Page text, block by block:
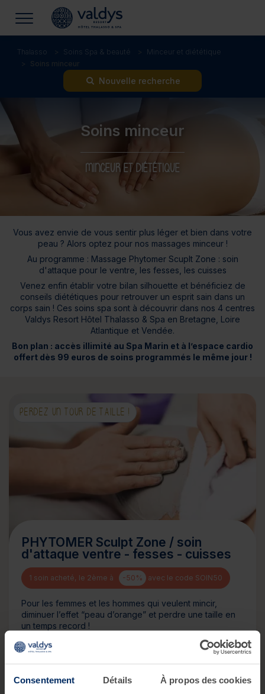
Consentement Détails À propos des cookies
Thalasso Soins Spa & beauté
Minceur et diététique
Soins minceur
Nouvelle recherche
Soins minceur
MINCEUR ET DIÉTÉTIQUE
Vous avez envie de vous sentir plus léger et bien dans votre
peau ? Alors optez pour nos massages minceur !
Au programme : Massage Phytomer Scuplt Zone : soin
d'attaque pour le ventre, les fesses, les cuisses
Venez enfin établir votre bilan silhouette et bénéficiez de
conseils diététiques pour retrouver un esprit sain dans un
corps sain ! Ces soins spa sont à découvrir dans nos 4 centres
Valdys Resort Hôtel Thalasso & Spa en Bretagne, Loire
Atlantique et Vendée.
Bon plan : accès illimité au Spa Marin et à l’espace cardio
offert dès 99 euros de soins programmés le même jour !
PERDEZ UN TOUR DE TAILLE !
PHYTOMER Sculpt Zone / soin
d'attaque ventre - fesses - cuisses
1 soin acheté, le 2ème à -50% avec le code SOIN50
Pour les femmes et les hommes qui veulent mincir,
diminuer l’effet “peau d’orange” et perdre une taille en
un temps record !
60 minutes
109 €